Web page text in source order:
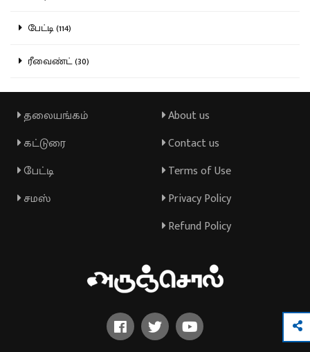
பேட்டி (114)
ரீவைண்ட் (30)
தலையங்கம்
கட்டுரை
பேட்டி
சமஸ்
About us
Contact us
Terms of Use
Privacy Policy
Refund Policy